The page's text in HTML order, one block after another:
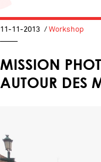
11-11-2013 / Workshop
MISSION
AUTOUR DES